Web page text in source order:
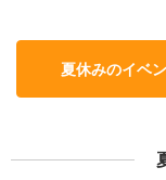
夏休みのイベ